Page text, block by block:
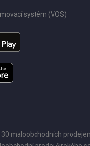
systém (VOS)
maloobchodních